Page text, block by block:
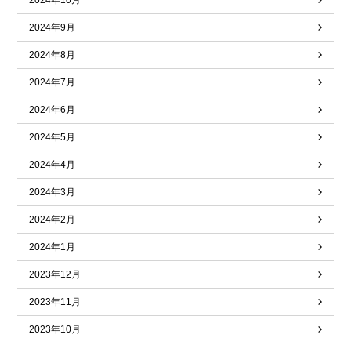
2024年9月
2024年8月
2024年7月
2024年6月
2024年5月
2024年4月
2024年3月
2024年2月
2024年1月
2023年12月
2023年11月
2023年10月